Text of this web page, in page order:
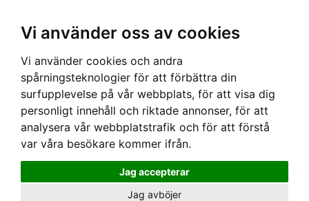
Vi använder oss av cookies
Vi använder cookies och andra
spårningsteknologier för att förbättra din
surfupplevelse på vår webbplats, för att visa dig
personligt innehåll och riktade annonser, för att
analysera vår webbplatstrafik och för att förstå
var våra besökare kommer ifrån.
Jag accepterar
Jag avböjer
Hem› ACCESSOARER ›HÅRACCESSOARER › TIKI ROSETT STOR - GRÖN ELLER
RÖD/SVART